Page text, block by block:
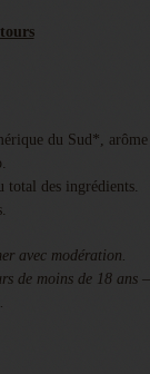
du Sud*, arôme
des ingrédients.
avec modération.
de moins de 18 ans –